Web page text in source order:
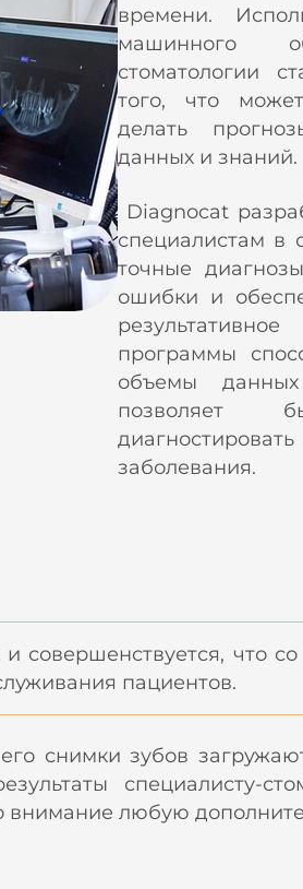
времени.
машинного
стоматологии
того, что
делать
данных и знаний.
Diagnocat
специалистам в
точные
ошибки и
программы
объемы
позволяет
заболевания.
совершенствуется, что
пациентов.
снимки зубов
специалисту-
внимание любую